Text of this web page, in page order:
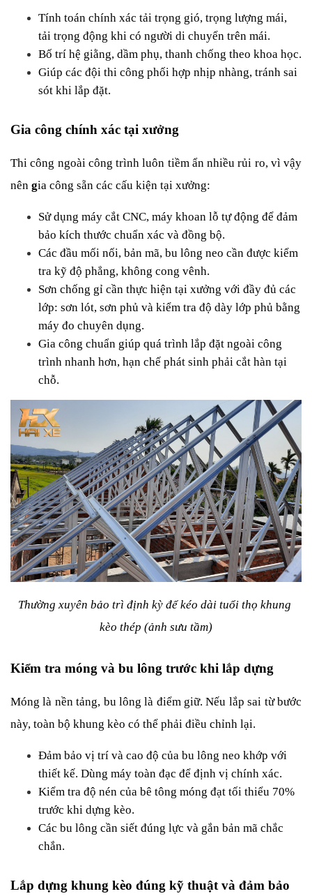
Tính toán chính xác tải trọng gió, trọng lượng mái,
tải trọng động khi có người di chuyển trên mái.
Bố trí hệ giằng, dầm phụ, thanh chống theo khoa học.
Giúp các đội thi công phối hợp nhịp nhàng, tránh sai
sót khi lắp đặt.
Gia công chính xác tại xưởng
Thi công ngoài công trình luôn tiềm ẩn nhiều rủi ro, vì vậy
nên gia công sẵn các cấu kiện tại xưởng:
Sử dụng máy cắt CNC, máy khoan lỗ tự động để đảm
bảo kích thước chuẩn xác và đồng bộ.
Các đầu mối nối, bản mã, bu lông neo cần được kiểm
tra kỹ độ phẳng, không cong vênh.
Sơn chống gỉ cần thực hiện tại xưởng với đầy đủ các
lớp: sơn lót, sơn phủ và kiểm tra độ dày lớp phủ bằng
máy đo chuyên dụng.
Gia công chuẩn giúp quá trình lắp đặt ngoài công
trình nhanh hơn, hạn chế phát sinh phải cắt hàn tại
chỗ.
Thường xuyên bảo trì định kỳ để kéo dài tuổi thọ khung
kèo thép (ảnh sưu tầm)
Kiểm tra móng và bu lông trước khi lắp dựng
Móng là nền tảng, bu lông là điểm giữ. Nếu lắp sai từ bước
này, toàn bộ khung kèo có thể phải điều chỉnh lại.
Đảm bảo vị trí và cao độ của bu lông neo khớp với
thiết kế. Dùng máy toàn đạc để định vị chính xác.
Kiểm tra độ nén của bê tông móng đạt tối thiểu 70%
trước khi dựng kèo.
Các bu lông cần siết đúng lực và gắn bản mã chắc
chắn.
Lắp dựng khung kèo đúng kỹ thuật và đảm bảo